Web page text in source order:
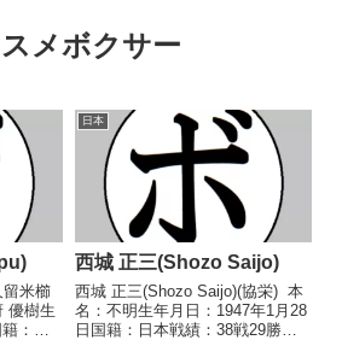
メボクサー
留米櫛
優樹生
：日
日本
西城 正三(Shozo Saijo)
西城 正三(Shozo Saijo)(協栄) 本
名：不明生年月日：1947年1月28
日国籍：日本戦績：38戦29勝